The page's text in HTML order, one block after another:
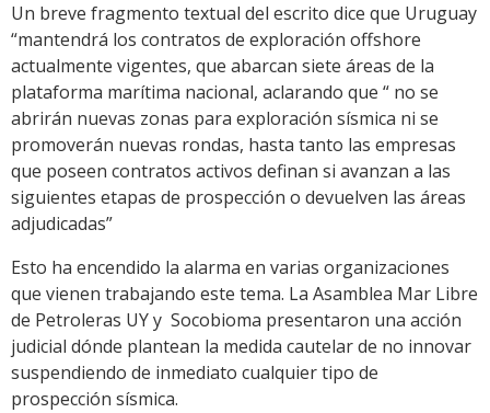
Un breve fragmento textual del escrito dice que Uruguay
“mantendrá los contratos de exploración offshore
actualmente vigentes, que abarcan siete áreas de la
plataforma marítima nacional, aclarando que “ no se
abrirán nuevas zonas para exploración sísmica ni se
promoverán nuevas rondas, hasta tanto las empresas
que poseen contratos activos definan si avanzan a las
siguientes etapas de prospección o devuelven las áreas
adjudicadas”
Esto ha encendido la alarma en varias organizaciones
que vienen trabajando este tema. La Asamblea Mar Libre
de Petroleras UY y Socobioma presentaron una acción
judicial dónde plantean la medida cautelar de no innovar
suspendiendo de inmediato cualquier tipo de
prospección sísmica.